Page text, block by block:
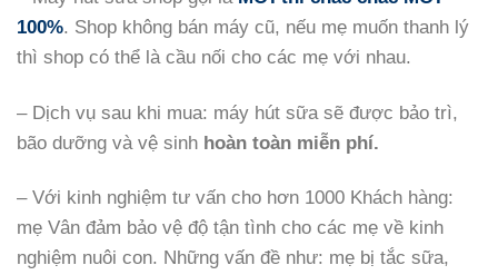
100%. Shop không bán máy cũ, nếu mẹ muốn thanh lý
thì shop có thể là cầu nối cho các mẹ với nhau.
– Dịch vụ sau khi mua: máy hút sữa sẽ được bảo trì,
bão dưỡng và vệ sinh hoàn toàn miễn phí.
– Với kinh nghiệm tư vấn cho hơn 1000 Khách hàng:
mẹ Vân đảm bảo vệ độ tận tình cho các mẹ về kinh
nghiệm nuôi con. Những vấn đề như: mẹ bị tắc sữa,